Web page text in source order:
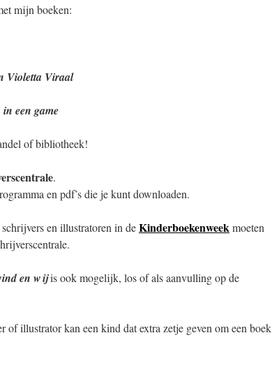
mijn boeken:
Violetta Viraal
een game
of bibliotheek!
.
en pdf’s die je kunt downloaden.
en illustratoren in deKinderboekenweekmoeten
en wijis ook mogelijk, los of als aanvulling op de
of illustrator kan een kind dat extra zetje geven om een boek